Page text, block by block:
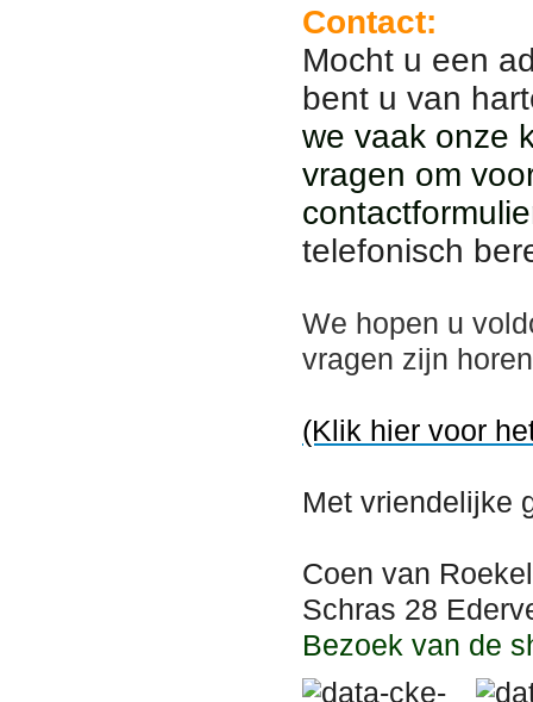
Contact:
Mocht u een
bent u van
we vaak onze
vragen om
telefonisch
We hopen u
vragen zijn
(Klik hier voor
Met vriendelijke
Coen van Roekel
Schras 28
Bezoek van de